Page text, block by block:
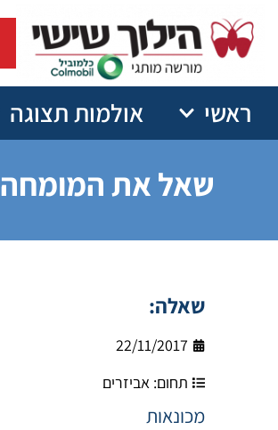
ראשי אולמות תצוגה
שאל את המומחה
שאלה:
22/11/2017
תחום: אביזרים
מכונאות